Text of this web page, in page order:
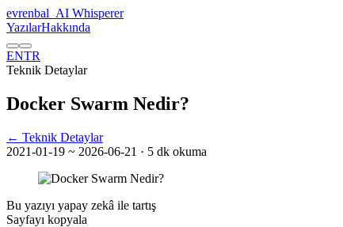
evrenbal AI Whisperer
YazılarHakkında
ENTR
Teknik Detaylar
Docker Swarm Nedir?
← Teknik Detaylar
2021-01-19 ~ 2026-06-21 · 5 dk okuma
Bu yazıyı yapay zekâ ile tartış
Sayfayı kopyala